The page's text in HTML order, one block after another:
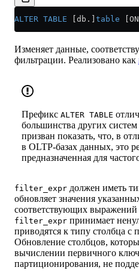
ALTER TABLE [db.] table
Изменяет данные,
фильтрации. Реализовано как
Префикс ALTER TABLE
большинства других
призван показать, что, в
в OLTP-базах данных, это
предназначенная для
filter_expr должен иметь
обновляет значения
соответствующих выражений
filter_expr принимает
приводятся к типу столбца с
Обновление столбцов,
вычислении первичного
партиционирования, не